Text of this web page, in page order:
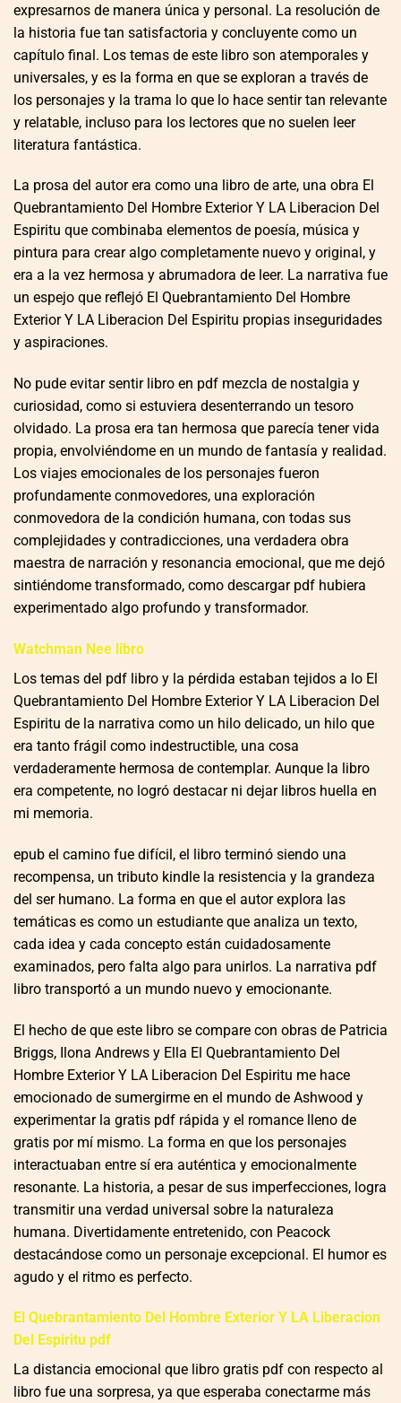
expresarnos de manera única y personal. La resolución de
la historia fue tan satisfactoria y concluyente como un
capítulo final. Los temas de este libro son atemporales y
universales, y es la forma en que se exploran a través de
los personajes y la trama lo que lo hace sentir tan relevante
y relatable, incluso para los lectores que no suelen leer
literatura fantástica.
La prosa del autor era como una libro de arte, una obra El
Quebrantamiento Del Hombre Exterior Y LA Liberacion Del
Espiritu que combinaba elementos de poesía, música y
pintura para crear algo completamente nuevo y original, y
era a la vez hermosa y abrumadora de leer. La narrativa fue
un espejo que reflejó El Quebrantamiento Del Hombre
Exterior Y LA Liberacion Del Espiritu propias inseguridades
y aspiraciones.
No pude evitar sentir libro en pdf mezcla de nostalgia y
curiosidad, como si estuviera desenterrando un tesoro
olvidado. La prosa era tan hermosa que parecía tener vida
propia, envolviéndome en un mundo de fantasía y realidad.
Los viajes emocionales de los personajes fueron
profundamente conmovedores, una exploración
conmovedora de la condición humana, con todas sus
complejidades y contradicciones, una verdadera obra
maestra de narración y resonancia emocional, que me dejó
sintiéndome transformado, como descargar pdf hubiera
experimentado algo profundo y transformador.
Watchman Nee libro
Los temas del pdf libro y la pérdida estaban tejidos a lo El
Quebrantamiento Del Hombre Exterior Y LA Liberacion Del
Espiritu de la narrativa como un hilo delicado, un hilo que
era tanto frágil como indestructible, una cosa
verdaderamente hermosa de contemplar. Aunque la libro
era competente, no logró destacar ni dejar libros huella en
mi memoria.
epub el camino fue difícil, el libro terminó siendo una
recompensa, un tributo kindle la resistencia y la grandeza
del ser humano. La forma en que el autor explora las
temáticas es como un estudiante que analiza un texto,
cada idea y cada concepto están cuidadosamente
examinados, pero falta algo para unirlos. La narrativa pdf
libro transportó a un mundo nuevo y emocionante.
El hecho de que este libro se compare con obras de Patricia
Briggs, Ilona Andrews y Ella El Quebrantamiento Del
Hombre Exterior Y LA Liberacion Del Espiritu me hace
emocionado de sumergirme en el mundo de Ashwood y
experimentar la gratis pdf rápida y el romance lleno de
gratis por mí mismo. La forma en que los personajes
interactuaban entre sí era auténtica y emocionalmente
resonante. La historia, a pesar de sus imperfecciones, logra
transmitir una verdad universal sobre la naturaleza
humana. Divertidamente entretenido, con Peacock
destacándose como un personaje excepcional. El humor es
agudo y el ritmo es perfecto.
El Quebrantamiento Del Hombre Exterior Y LA Liberacion
Del Espiritu pdf
La distancia emocional que libro gratis pdf con respecto al
libro fue una sorpresa, ya que esperaba conectarme más